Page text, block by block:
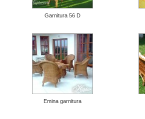
Garnitura 56 D
Emina garnitura